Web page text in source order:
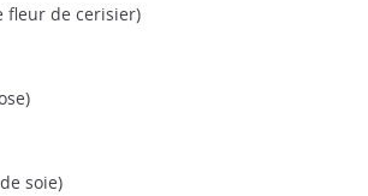
fleur de cerisier)
soie)